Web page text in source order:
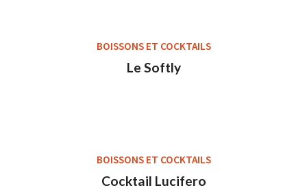
BOISSONS ET COCKTAILS
Le Softly
BOISSONS ET COCKTAILS
Cocktail Lucifero